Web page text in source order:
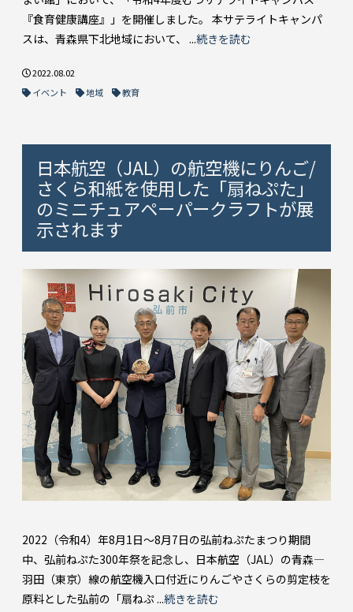
『食育健康講座』」を開催しました。 本サテライトキャンパ
スは、青森県下北地域において、 ...続きを読む
2022.08.02
イベント
地域 教育
日本航空（JAL）の航空機にりんご/
さくら和紙を使用した「扇ねぷた」
のミニチュアペーパークラフトが展
示されます
2022（令和4）年8月1日～8月7日の弘前ねぷたまつり期間
中、弘前ねぷた300年祭を記念し、日本航空（JAL）の青森―
羽田（東京）線の航空機入口付近にりんごやさくらの剪定枝を
原料とした弘前の「扇ねぷ ...続きを読む